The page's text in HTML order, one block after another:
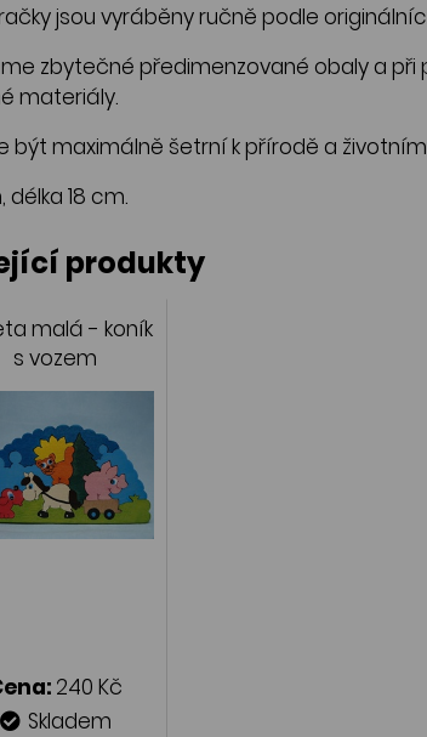
jsou vyráběny ručně podle
zbytečné předimenzované obaly a
materiály.
být maximálně šetrní k přírodě a
délka 18 cm.
produkty
malá - koník
s vozem
240 Kč
Skladem